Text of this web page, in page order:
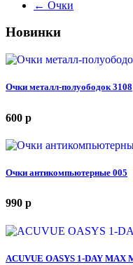
← Очки
Новинки
Очки металл-полуободок 3108
600 p
Очки антикомпьютерные 005
990 p
ACUVUE OASYS 1-DAY